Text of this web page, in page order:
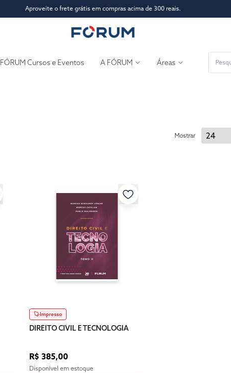
Aproveite o frete grátis em compras acima de 300 reais.
FÓRUM Cursos e Eventos A FÓRUM Áreas
Mostrar
Impresso
DIREITO CIVIL E TECNOLOGIA
R$ 385,00
Disponível em estoque